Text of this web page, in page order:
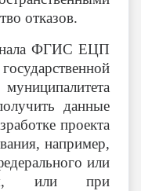
отказов.
ФГИС ЕЦП
данные
проекта
например,
или
или при